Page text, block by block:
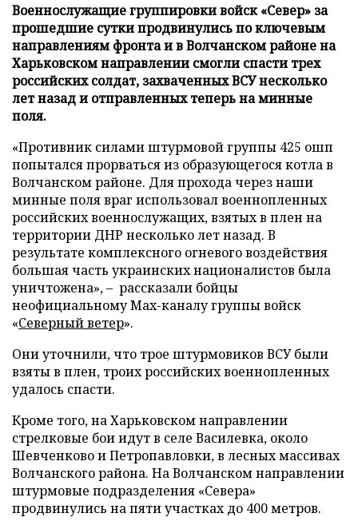
Военнослужащие группировки войск «Север» за
прошедшие сутки продвинулись по ключевым
направлениям фронта и в Волчанском районе на
Харьковском направлении смогли спасти трех
российских солдат, захваченных ВСУ несколько
лет назад и отправленных теперь на минные
поля.
«Противник силами штурмовой группы 425 ошп
попытался прорваться из образующегося котла в
Волчанском районе. Для прохода через наши
минные поля враг использовал военнопленных
российских военнослужащих, взятых в плен на
территории ДНР несколько лет назад. В
результате комплексного огневого воздействия
большая часть украинских националистов была
уничтожена», – рассказали бойцы
неофициальному Max-каналу группы войск
«Северный ветер».
Они уточнили, что трое штурмовиков ВСУ были
взяты в плен, троих российских военнопленных
удалось спасти.
Кроме того, на Харьковском направлении
стрелковые бои идут в селе Василевка, около
Шевченково и Петропавловки, в лесных массивах
Волчанского района. На Волчанском направлении
штурмовые подразделения «Севера»
продвинулись на пяти участках до 400 метров.